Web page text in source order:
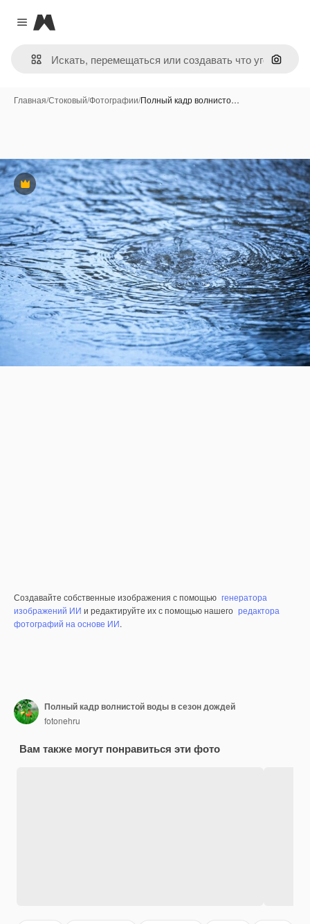
Close menu
Magnific
Поиск
Главная/Стоковый/Фотографии/Полный кадр волнисто…
Премиум
Создавайте собственные изображения с помощью генератора
изображений ИИ и редактируйте их с помощью нашего редактора
фотографий на основе ИИ.
Полный кадр волнистой воды в сезон дождей
fotonehru
Вам также могут понравиться эти фото